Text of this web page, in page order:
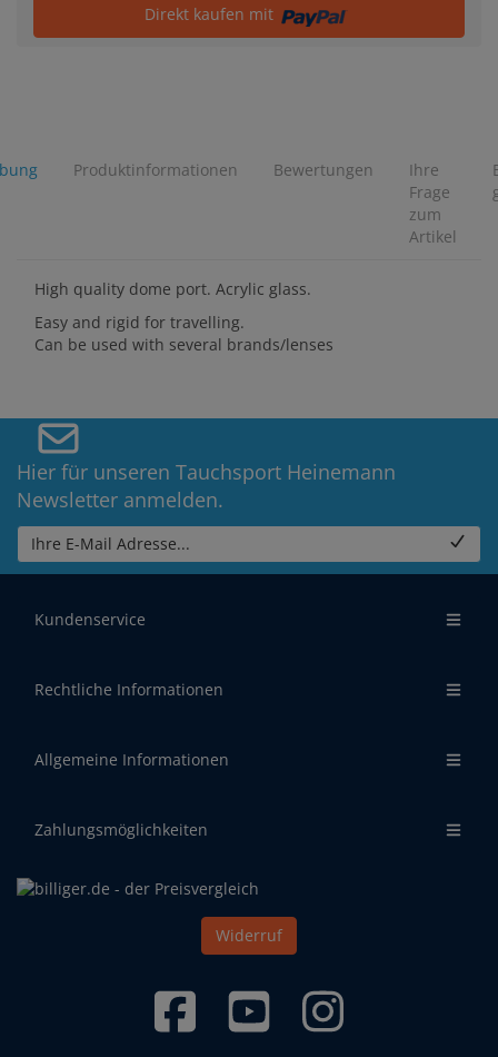
Direkt kaufen mit
Produktinformationen Bewertungen
Ihre
Frage
zum
Artikel
High quality dome port. Acrylic glass.
Easy and rigid for travelling.
Can be used with several brands/lenses
Hier für unseren Tauchsport Heinemann
Newsletter anmelden.
Ihre E-Mail Adresse...
Kundenservice
Rechtliche Informationen
Allgemeine Informationen
Zahlungsmöglichkeiten
Widerruf